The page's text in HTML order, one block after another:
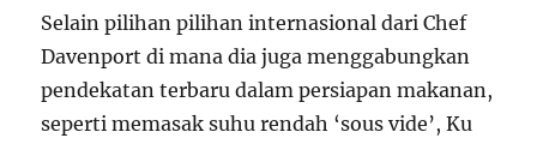
Selain pilihan pilihan internasional dari Chef
Davenport di mana dia juga menggabungkan
pendekatan terbaru dalam persiapan makanan,
seperti memasak suhu rendah ‘sous vide’, Ku